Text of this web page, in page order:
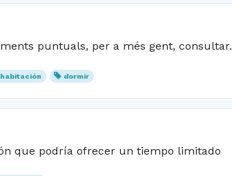
puntuals, per a més gent, consultar.
habitación dormir
que podría ofrecer un tiempo limitado